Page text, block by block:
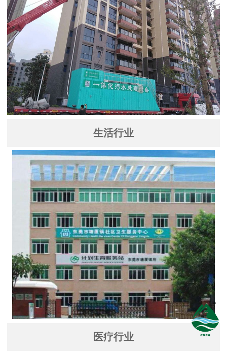
生活行业
医疗行业